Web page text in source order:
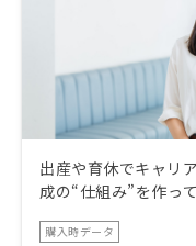
出産や育休でキャリ
成の“仕組み”を作っ
購入時データ